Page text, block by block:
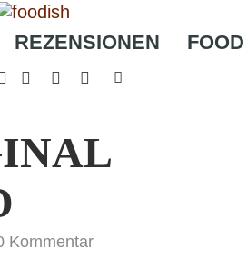
REZENSIONEN
Kommentar